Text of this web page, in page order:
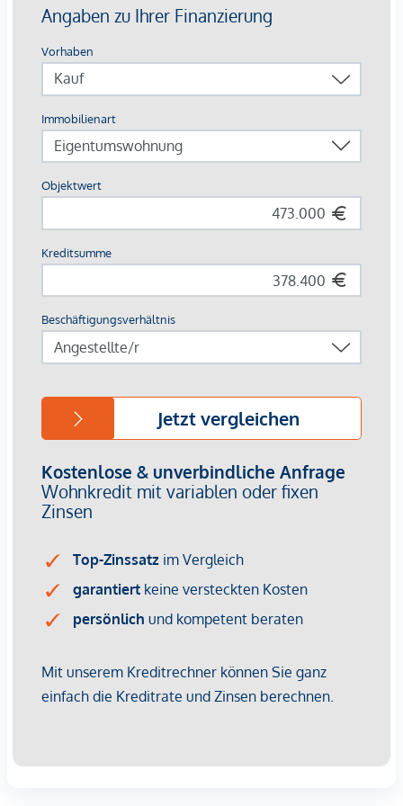
Parkett- und Feinsteinzeugböden
Holzoberflächen & Brettsperrholzdecken
Fußbodenheizung & -temperierung
Außenliegender Sonnenschutz (Raffstores, EG mit
Rollläden)
Moderne Lüftungssysteme mit Fensterspaltlüftern
von EUR 286.000,- bis EUR 1.238.000,- netto zzgl. 20% USt.
Zu erwartender Mietertrag
von ca. EUR 17,50 bis EUR 22,50 netto/m²
40.000,00 netto angekauft werden.
Provisionsfrei für den Käufer!
Bei diesem Angebot handelt es sich um eine
Vorsorgewohnung, die zu Vermietungszwecken erworben
20% USt. Diese Daten sind vorbehaltlich möglicher
Wir weisen darauf hin, dass zwischen dem Vermittler und
Der Vermittler ist als Doppelmakler tätig.